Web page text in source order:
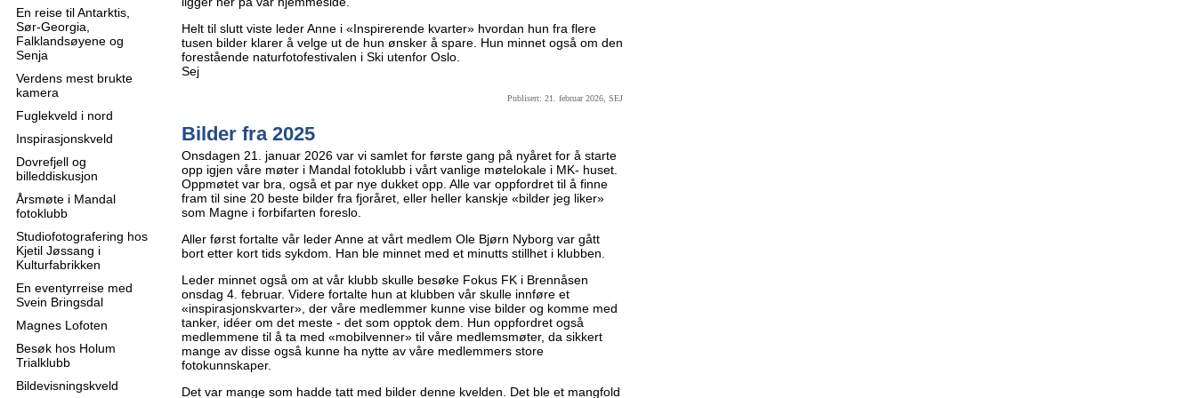
En reise til Antarktis,
Sør-Georgia,
Falklandsøyene og
Senja
Verdens mest brukte
kamera
Fuglekveld i nord
Inspirasjonskveld
Dovrefjell og
billeddiskusjon
Årsmøte i Mandal
fotoklubb
Studiofotografering hos
Kjetil Jøssang i
Kulturfabrikken
En eventyrreise med
Svein Bringsdal
Magnes Lofoten
Besøk hos Holum
Trialklubb
Bildevisningskveld
Helt til slutt viste leder Anne i «Inspirerende kvarter» hvordan hun fra flere
tusen bilder klarer å velge ut de hun ønsker å spare. Hun minnet også om den
forestående naturfotofestivalen i Ski utenfor Oslo.
Sej
Publisert: 21. februar 2026, SEJ
Bilder fra 2025
Onsdagen 21. januar 2026 var vi samlet for første gang på nyåret for å starte
opp igjen våre møter i Mandal fotoklubb i vårt vanlige møtelokale i MK- huset.
Oppmøtet var bra, også et par nye dukket opp. Alle var oppfordret til å finne
fram til sine 20 beste bilder fra fjoråret, eller heller kanskje «bilder jeg liker»
som Magne i forbifarten foreslo.
Aller først fortalte vår leder Anne at vårt medlem Ole Bjørn Nyborg var gått
bort etter kort tids sykdom. Han ble minnet med et minutts stillhet i klubben.
Leder minnet også om at vår klubb skulle besøke Fokus FK i Brennåsen
onsdag 4. februar. Videre fortalte hun at klubben vår skulle innføre et
«inspirasjonskvarter», der våre medlemmer kunne vise bilder og komme med
tanker, idéer om det meste - det som opptok dem. Hun oppfordret også
medlemmene til å ta med «mobilvenner» til våre medlemsmøter, da sikkert
mange av disse også kunne ha nytte av våre medlemmers store
fotokunnskaper.
Det var mange som hadde tatt med bilder denne kvelden. Det ble et mangfold